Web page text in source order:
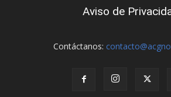
Aviso de
Contáctanos: